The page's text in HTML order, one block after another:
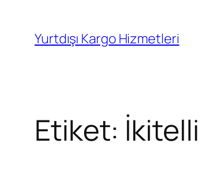
Yurtdışı Kargo Hizmetleri
Etiket: